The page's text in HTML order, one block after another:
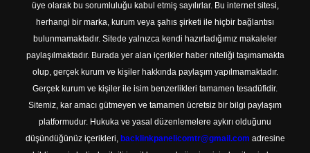
üye olarak bu sorumluluğu kabul etmiş sayılırlar. Bu internet sitesi,
herhangi bir marka, kurum veya şahıs şirketi ile hiçbir bağlantısı
bulunmamaktadır. Sitede yalnızca kendi hazırladığımız makaleler
paylaşılmaktadır. Burada yer alan içerikler haber niteliği taşımamakta
olup, gerçek kurum ve kişiler hakkında paylaşım yapılmamaktadır.
Gerçek kurum ve kişiler ile isim benzerlikleri tamamen tesadüfidir.
Sitemiz, kar amacı gütmeyen ve tamamen ücretsiz bir bilgi paylaşım
platformudur. Hukuka ve yasal düzenlemelere aykırı olduğunu
düşündüğünüz içerikleri, backlinkpanelicomtr@gmail.com adresine